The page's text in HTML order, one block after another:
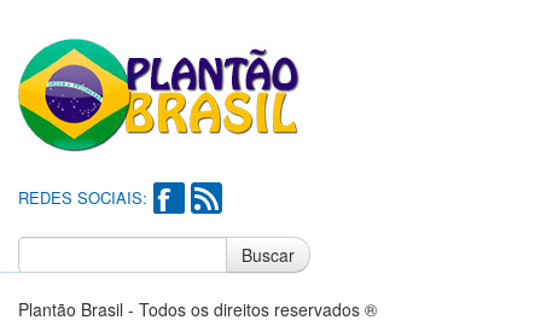
REDES SOCIAIS:
Buscar
Plantão Brasil - Todos os direitos reservados ®